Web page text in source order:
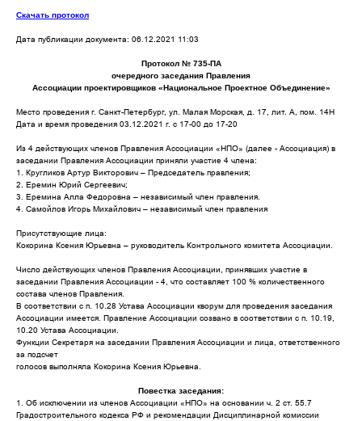
Скачать протокол
Дата публикации документа: 06.12.2021 11:03
Протокол № 735-ПА
очередного заседания Правления
Ассоциации проектировщиков «Национальное Проектное Объединение»
Место проведения г. Санкт-Петербург, ул. Малая Морская, д. 17, лит. А, пом. 14Н
Дата и время проведения 03.12.2021 г. с 17-00 до 17-20
Из 4 действующих членов Правления Ассоциации «НПО» (далее - Ассоциация) в
заседании Правления Ассоциации приняли участие 4 члена:
1. Кругликов Артур Викторович – Председатель правления;
2. Еремин Юрий Сергеевич;
3. Еремина Алла Федоровна – независимый член правления.
4. Самойлов Игорь Михайлович – независимый член правления
Присутствующие лица:
Кокорина Ксения Юрьевна – руководитель Контрольного комитета Ассоциации.
Число действующих членов Правления Ассоциации, принявших участие в
заседании Правления Ассоциации - 4, что составляет 100 % количественного
состава членов Правления.
В соответствии с п. 10.28 Устава Ассоциации кворум для проведения заседания
Ассоциации имеется. Правление Ассоциации созвано в соответствии с п. 10.19,
10.20 Устава Ассоциации.
Функции Секретаря на заседании Правления Ассоциации и лица, ответственного
за подсчет
голосов выполняла Кокорина Ксения Юрьевна.
Повестка заседания:
1. Об исключении из членов Ассоциации «НПО» на основании ч. 2 ст. 55.7
Градостроительного кодекса РФ и рекомендации Дисциплинарной комиссии